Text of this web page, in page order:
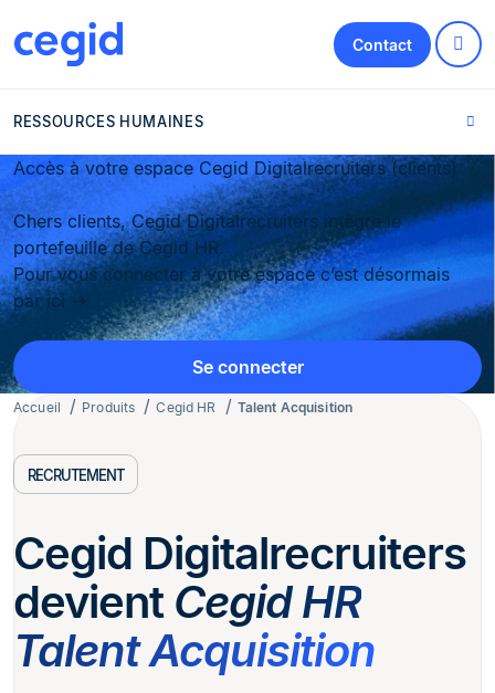
Contact
RESSOURCES HUMAINES
Accès à votre espace Cegid Digitalrecruiters (clients)
Chers clients, Cegid Digitalrecruiters intègre le
portefeuille de Cegid HR.
Pour vous connecter à votre espace c’est désormais
par ici →
Se connecter
Accueil Produits Cegid HR Talent Acquisition
RECRUTEMENT
Cegid Digitalrecruiters
devient Cegid HR
Talent Acquisition